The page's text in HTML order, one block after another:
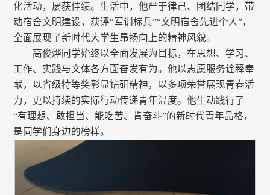
化活动，屡获佳绩。生活中，他严于律己、团结同学，带
动宿舍文明建设，获评“军训标兵”“文明宿舍先进个人”，
全面展现了新时代大学生昂扬向上的精神风貌。
高俊烨同学始终以全面发展为目标，在思想、学习、
工作、实践与文体各方面奋发有为。他以志愿服务诠释奉
献，以省级特等奖彰显钻研精神，以多项荣誉展现青春活
力，更以持续的实际行动传递青年温度。他生动践行了
“有理想、敢担当、能吃苦、肯奋斗”的新时代青年品格，
是同学们身边的榜样。